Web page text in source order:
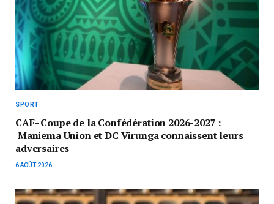
SPORT
CAF- Coupe de la Confédération 2026-2027 :
Maniema Union et DC Virunga connaissent leurs
adversaires
6 AOÛT 2026